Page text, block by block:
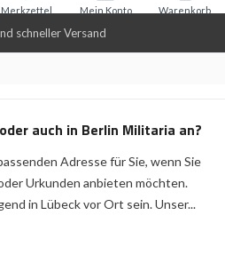
schneller Versand
Warenkorb
Merkzettel Mein Konto
auch in Berlin Militaria an?
Adresse für Sie, wenn Sie
Urkunden anbieten möchten.
in Lübeck vor Ort sein. Unser...